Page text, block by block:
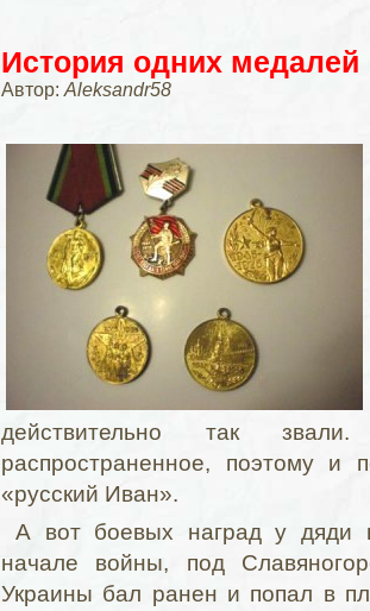
История одних медалей
Автор: Aleksandr58
действительно так
распространенное, поэтому и
«русский Иван».
А вот боевых наград у дяди
начале войны, под
Украины бал ранен и попал в